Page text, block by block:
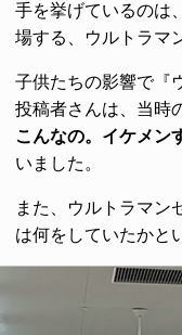
手を挙げているのは
場する、ウルトラマ
子供たちの影響で『
投稿者さんは、当時
こんなの。イケメン
いました。
また、ウルトラマン
は何をしていたかと